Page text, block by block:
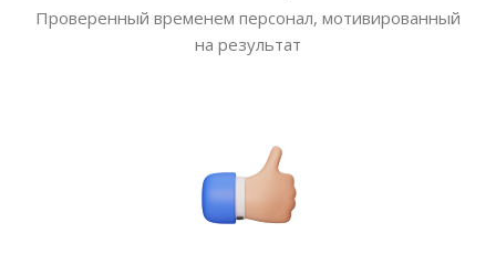
Проверенный временем персонал, мотивированный
на результат